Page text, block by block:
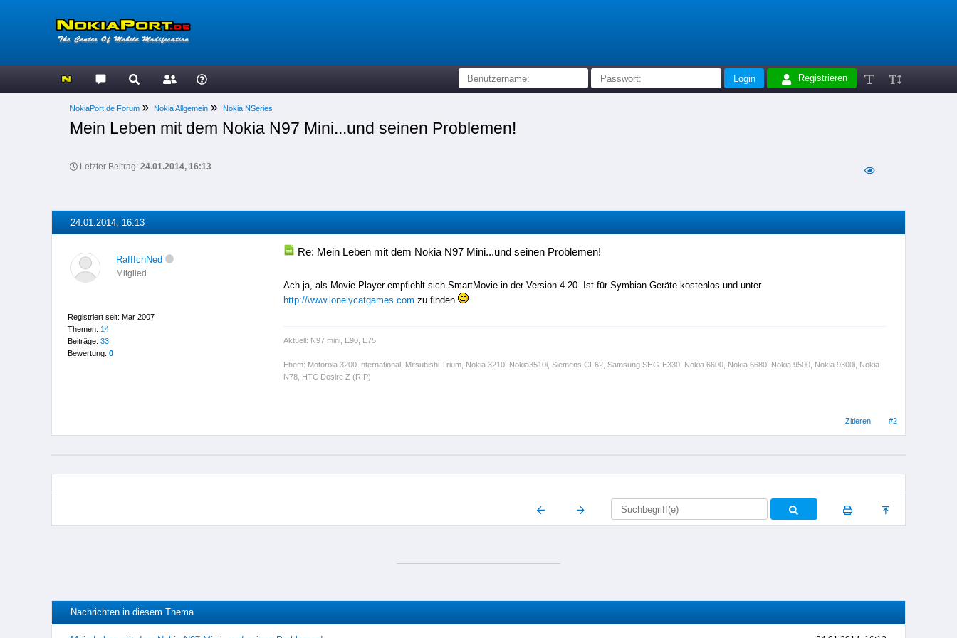
Registrieren
NokiaPort.de Forum Nokia Allgemein Nokia NSeries
Mein Leben mit dem Nokia N97 Mini...und seinen Problemen!
Letzter Beitrag:24.01.2014, 16:13
24.01.2014, 16:13
RaffIchNed
Mitglied
Registriert seit: Mar 2007
Themen: 14
Beiträge: 33
Bewertung: 0
Re: Mein Leben mit dem Nokia N97 Mini...und seinen Problemen!
Ach ja, als Movie Player empfiehlt sich SmartMovie in der Version 4.20. Ist für Symbian Geräte kostenlos und unter
http://www.lonelycatgames.com zu finden
Aktuell: N97 mini, E90, E75
Ehem: Motorola 3200 International, Mitsubishi Trium, Nokia 3210, Nokia3510i, Siemens CF62, Samsung SHG-E330, Nokia 6600, Nokia 6680, Nokia 9500, Nokia 9300i, Nokia
N78, HTC Desire Z (RIP)
Zitieren #2
Nachrichten in diesem Thema